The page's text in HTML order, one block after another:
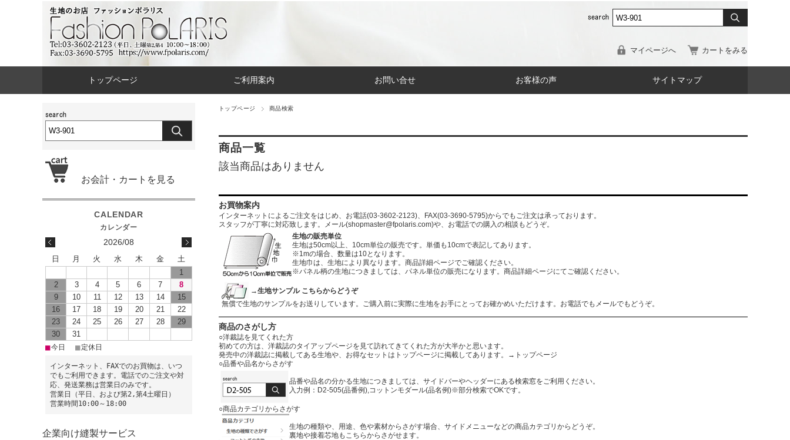
マイページへ カートをみる
トップページ ご利用案内 お問い合せ お客様の声 サイトマップ
トップページ 商品検索
商品一覧
該当商品はありません
お買物案内
インターネットによるご注文をはじめ、お電話(03-3602-2123)、FAX(03-3690-5795)からでもご注文は承っております。
スタッフが丁寧に対応致します。メール(shopmaster@fpolaris.com)や、お電話での購入の相談もどうぞ。
生地の販売単位
生地は50cm以上、10cm単位の販売です。単価も10cmで表記してあります。
※1mの場合、数量は10となります。
生地巾は、生地により異なります。商品詳細ページでご確認ください。
※パネル柄の生地につきましては、パネル単位の販売になります。商品詳細ページにてご確認ください。
→生地サンプル こちらからどうぞ
無償で生地のサンプルをお送りしています。ご購入前に実際に生地をお手にとってお確かめいただけます。お電話でもメールでもどうぞ。
商品のさがし方
○洋裁誌を見てくれた方
初めての方は、洋裁誌のタイアップページを見て訪れてきてくれた方が大半かと思います。
発売中の洋裁誌に掲載してある生地や、お得なセットはトップページに掲載してあります。
→トップページ
○品番や品名からさがす
品番や品名の分かる生地につきましては、サイドバーやヘッダーにある検索窓をご利用ください。
入力例：D2-505(品番例),コットンモダール(品名例)※部分検索でOKです。
○商品カテゴリからさがす
生地の種類や、用途、色や素材からさがす場合、サイドメニューなどの商品カテゴリからどうぞ。
裏地や接着芯地もこちらからさがせます。
お会計・カートを見る
2026/08
日 月 火 水 木 金
土
1
2
3 4 5 6 7
8
9
10 11 12 13 14
15
16
17 18 19 20 21
22
23
24 25 26 27 28
29
30
31
■今日 ■ 定休日
インターネット、FAXでのお買物は、いつ
でもご利用できます。電話でのご注文や対
応、発送業務は営業日のみです。
営業日（平日、および第2,第4土曜日）
営業時間10:00～18:00
企業向け縫製サービス